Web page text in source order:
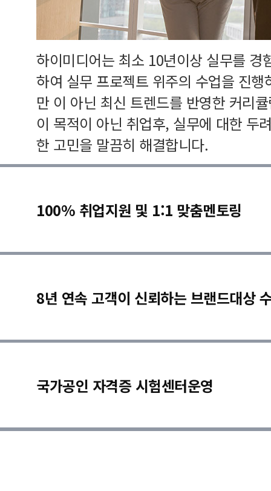
하이미디어는 최소 10년이상 실무를 경
하여 실무 프로젝트 위주의 수업을 진
만 이 아닌 최신 트렌드를 반영한 커리
이 목적이 아닌 취업후, 실무에 대한 두
한 고민을 말끔히 해결합니다.
100% 취업지원 및 1:1 맞춤멘토링
8년 연속 고객이 신뢰하는 브랜드대상
국가공인 자격증 시험센터운영